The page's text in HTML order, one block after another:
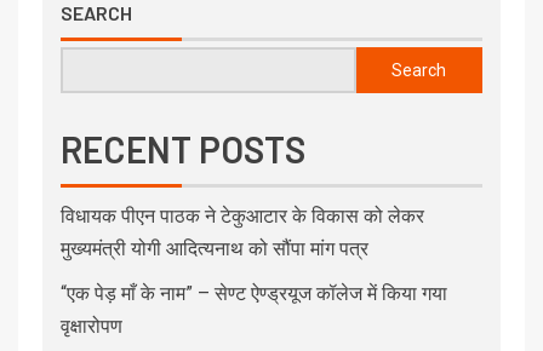
SEARCH
Search
RECENT POSTS
विधायक पीएन पाठक ने टेकुआटार के विकास को लेकर
मुख्यमंत्री योगी आदित्यनाथ को सौंपा मांग पत्र
“एक पेड़ माँ के नाम” – सेण्ट ऐण्ड्रयूज कॉलेज में किया गया
वृक्षारोपण